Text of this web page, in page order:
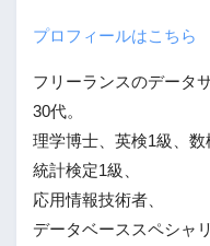
プロフィールはこちら
フリーランスのデータ
30代。
理学博士、英検1級、数
統計検定1級、
応用情報技術者、
データベーススペシャ